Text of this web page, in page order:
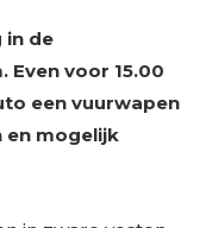
in de
voor 15.00
een vuurwapen
en mogelijk